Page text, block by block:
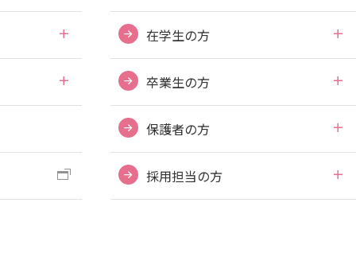
在学生の方
卒業生の方
保護者の方
採用担当の方